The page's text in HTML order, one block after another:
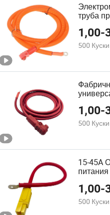
труба
1,00-
500 Куски
кабель
1,00-
500 Куски
15-45A
1,00-
500 Куски